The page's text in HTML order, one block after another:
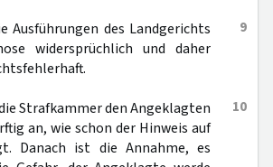
9
Ausführungen des Landgerichts
widersprüchlich und daher
10
Strafkammer den Angeklagten
an, wie schon der Hinweis auf
Danach ist die Annahme, es